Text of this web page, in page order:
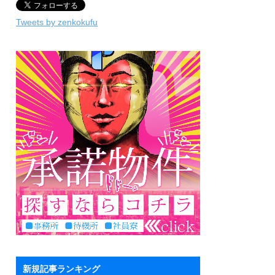
Tweets by zenkokufu
新規記事ランキング